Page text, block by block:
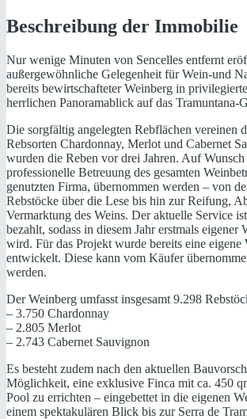
Beschreibung der Immobilie
Nur wenige Minuten von Sencelles entfernt
außergewöhnliche Gelegenheit für Wein-und
bereits bewirtschafteter Weinberg in
herrlichen Panoramablick auf das Tramuntana-
Die sorgfältig angelegten Rebflächen vereinen
Rebsorten Chardonnay, Merlot und Cabernet
wurden die Reben vor drei Jahren. Auf
professionelle Betreuung des gesamten
genutzten Firma, übernommen werden – von
Rebstöcke über die Lese bis hin zur Reifung,
Vermarktung des Weins. Der aktuelle Service
bezahlt, sodass in diesem Jahr erstmals eigener
wird. Für das Projekt wurde bereits eine eigene
entwickelt. Diese kann vom Käufer
werden.
Der Weinberg umfasst insgesamt 9.298
– 3.750 Chardonnay
– 2.805 Merlot
– 2.743 Cabernet Sauvignon
Es besteht zudem nach den aktuellen
Möglichkeit, eine exklusive Finca mit ca. 450
Pool zu errichten – eingebettet in die eigenen
einem spektakulären Blick bis zur Serra de